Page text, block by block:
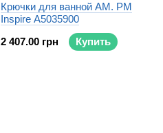
Крючки для ванной AM. PM
Inspire A5035900
2 407.00 грн
Купить